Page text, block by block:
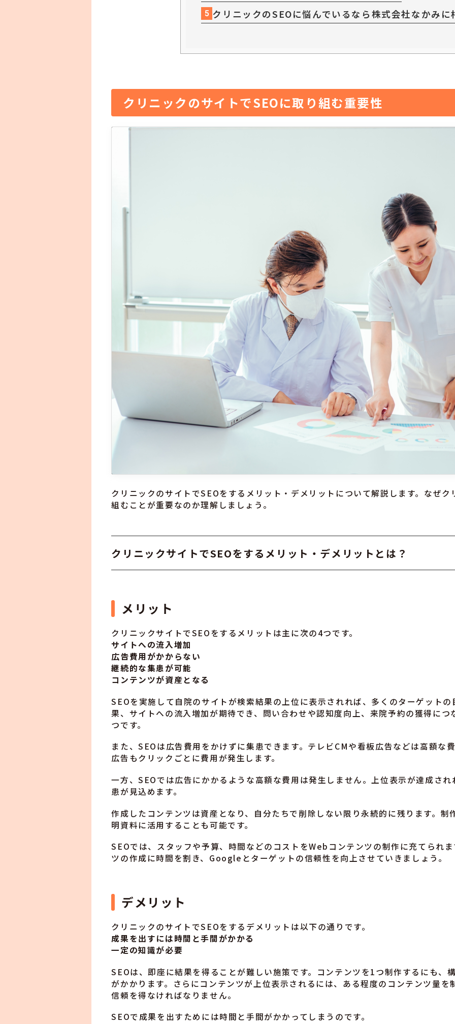
5 クリニックのSEOに悩んでいるなら株式会社なかみに
クリニックのサイトでSEOに取り組む重要性
クリニックのサイトでSEOをするメリット・デメリットについて解説します。なぜ
組むことが重要なのか理解しましょう。
クリニックサイトでSEOをするメリット・デメリットとは？
メリット
クリニックサイトでSEOをするメリットは主に次の4つです。
サイトへの流入増加
広告費用がかからない
継続的な集患が可能
コンテンツが資産となる
SEOを実施して自院のサイトが検索結果の上位に表示されれば、多くのターゲット
果、サイトへの流入増加が期待でき、問い合わせや認知度向上、来院予約の獲得に
つです。
また、SEOは広告費用をかけずに集患できます。テレビCMや看板広告などは高額な
広告もクリックごとに費用が発生します。
一方、SEOでは広告にかかるような高額な費用は発生しません。上位表示が達成さ
患が見込めます。
作成したコンテンツは資産となり、自分たちで削除しない限り永続的に残ります。制
明資料に活用することも可能です。
SEOでは、スタッフや予算、時間などのコストをWebコンテンツの制作に充てられ
ツの作成に時間を割き、Googleとターゲットの信頼性を向上させていきましょう。
デメリット
クリニックのサイトでSEOをするデメリットは以下の通りです。
成果を出すには時間と手間がかかる
一定の知識が必要
SEOは、即座に結果を得ることが難しい施策です。コンテンツを1つ制作するにも、
がかかります。さらにコンテンツが上位表示されるには、ある程度のコンテンツ量
信頼を得なければなりません。
SEOで成果を出すためには時間と手間がかかってしまうのです。